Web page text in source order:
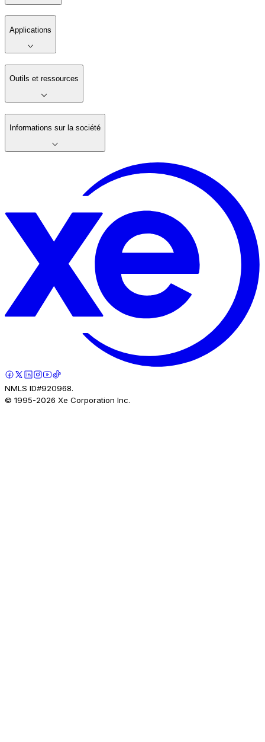
Applications
Outils et ressources
Informations sur la société
NMLS ID#920968.
© 1995-2026 Xe Corporation Inc.